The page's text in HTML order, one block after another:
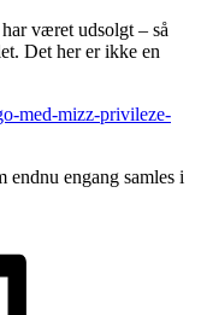
været udsolgt – så
Det her er ikke en
med-mizz-privileze-
endnu engang samles i